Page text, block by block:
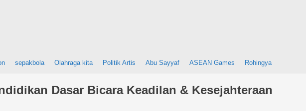
sepakbola Olahraga kita Politik Artis Abu Sayyaf ASEAN Games Rohingya
Dasar Bicara Keadilan & Kesejahteraan